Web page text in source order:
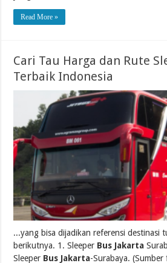
Read More »
Cari Tau Harga dan Rute
Terbaik Indonesia
...yang bisa dijadikan referensi destinasi
berikutnya. 1. Sleeper Bus Jakarta
Sleeper Bus Jakarta-Surabaya.